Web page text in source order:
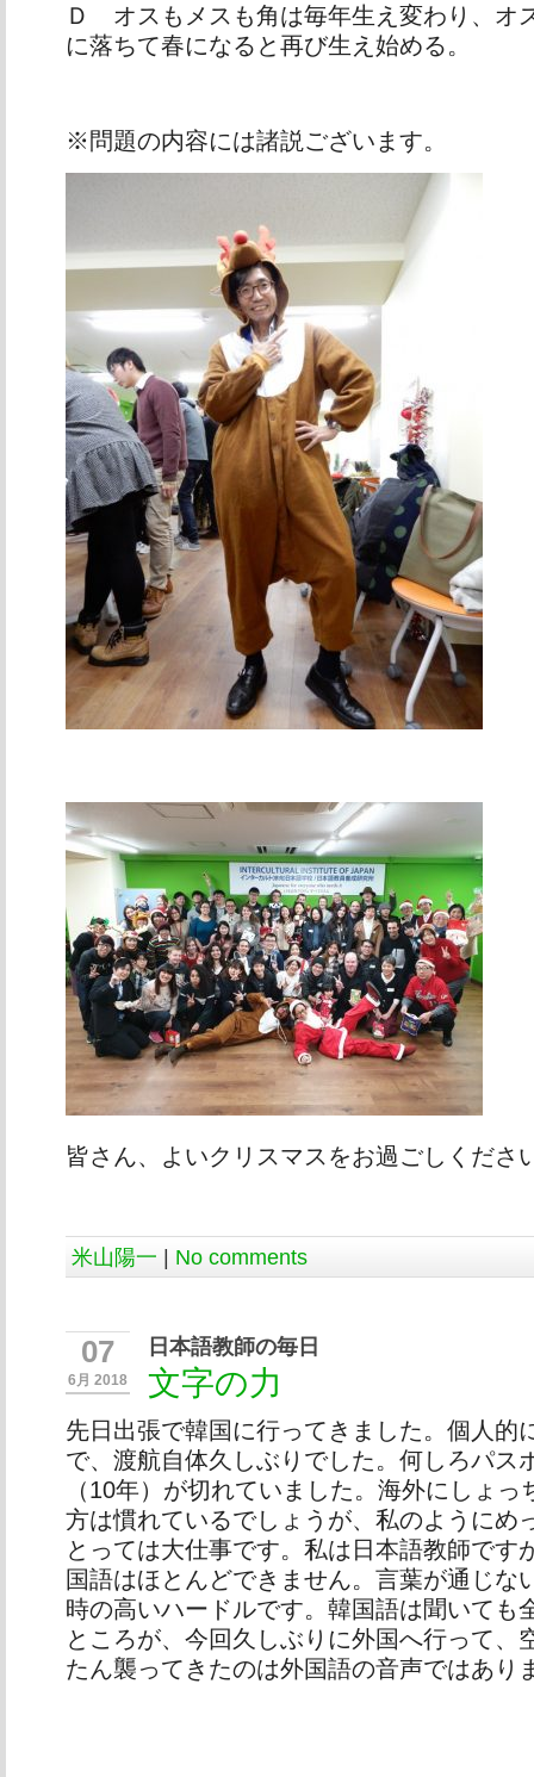
Ｄ オスもメスも角は毎年生え変わり、オ
に落ちて春になると再び生え始める。
※問題の内容には諸説ございます。
皆さん、よいクリスマスをお過ごしくださ
米山陽一 | No comments
07
6月 2018
日本語教師の毎日
文字の力
先日出張で韓国に行ってきました。個人的
で、渡航自体久しぶりでした。何しろパス
（10年）が切れていました。海外にしょっ
方は慣れているでしょうが、私のようにめ
とっては大仕事です。私は日本語教師です
国語はほとんどできません。言葉が通じな
時の高いハードルです。韓国語は聞いても
ところが、今回久しぶりに外国へ行って、
たん襲ってきたのは外国語の音声ではあり